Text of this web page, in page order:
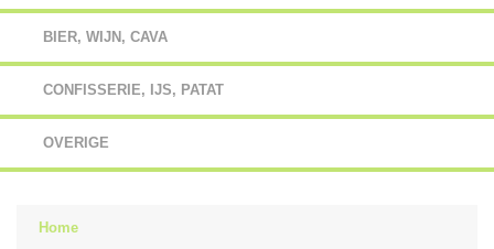
BIER, WIJN, CAVA
CONFISSERIE, IJS, PATAT
OVERIGE
Home